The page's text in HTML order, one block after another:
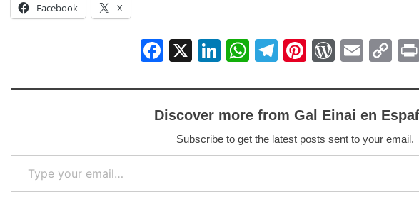
Facebook X
Facebook
X LinkedIn
WhatsApp
Telegram
PinterestEmail
Discover more from Gal Einai en
Subscribe to get the latest posts sent to your email.
Type your email…